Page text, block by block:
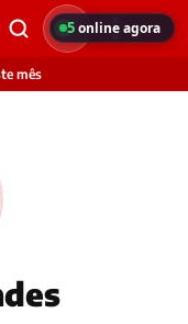
mês
5online agora